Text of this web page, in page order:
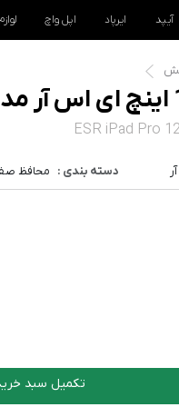
آیپد ایرپاد اپل واچ
ESR iPad Pro
دسته بندی : محافظ
تکمیل سبد